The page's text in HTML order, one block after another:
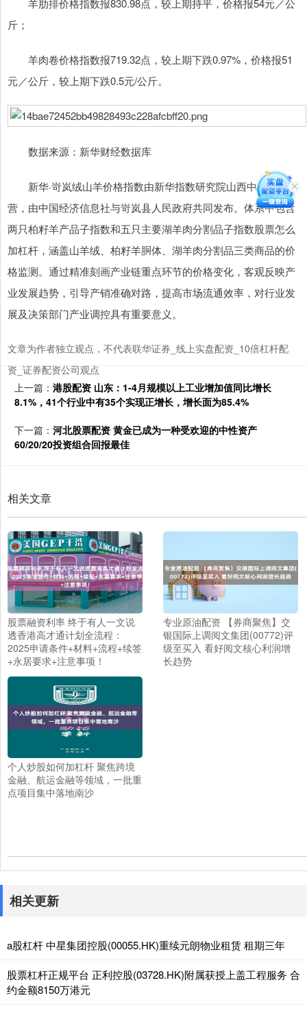
羊肋排价格指数报830.98点，较上期持平，价格报54元／公
斤；
羊肉卷价格指数报719.32点，较上期下跌0.97%，价格报51
元／公斤，较上期下跌0.5元/公斤。
数据来源：新华财经数据库
新华·岢岚绒山羊价格指数由新华指数研究院山西中心编制运
营，由中国经济信息社与岢岚县人民政府共同发布。体系中包含
两只柏籽羊产品子指数和五只主要湖羊肉分割品子指数股票怎么
加杠杆，涵盖山羊绒、柏籽羊胴体、湖羊肉分割品三类商品的价
格监测。通过精准刻画产业链重点环节的价格变化，客观反映产
业发展趋势，引导产销准确对路，提高市场流通效率，对行业发
展及决策部门产业调控具有重要意义。
文章为作者独立观点，不代表联华证券_线上实盘配资_10倍杠杆配
资_证券配资公司观点
上一篇： 港股配资 山东：1-4月规模以上工业增加值同比增长
8.1%，41个行业中有35个实现正增长，增长面为85.4%
下一篇： 河北股票配资 黄金已成为一种受欢迎的中性资产
60/20/20投资组合回报最佳
相关文章
股票融资利率 终于有人一文说
透香港高才通计划全流程：
2025申请条件+材料+流程+续签
+永居要求+注意事项！
专业原油配资 【券商聚焦】交
银国际上调阅文集团(00772)评
级至买入 看好阅文核心利润增
长趋势
个人炒股如何加杠杆 聚焦跨境
金融、航运金融等领域，一批重
点项目集中落地南沙
相关更新
a股杠杆 中星集团控股(00055.HK)重续元朗物业租赁 租期三年
股票杠杆正规平台 正利控股(03728.HK)附属获授上盖工程服务 合
约金额8150万港元